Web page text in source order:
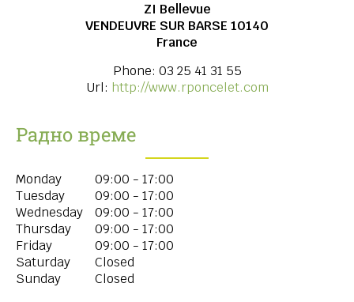
ZI Bellevue
VENDEUVRE SUR BARSE 10140
France
Phone: 03 25 41 31 55
Url: http://www.rponcelet.com
Радно време
Monday
09:00 - 17:00
Tuesday
09:00 - 17:00
Wednesday
09:00 - 17:00
Thursday
09:00 - 17:00
Friday
09:00 - 17:00
Saturday
Closed
Sunday
Closed